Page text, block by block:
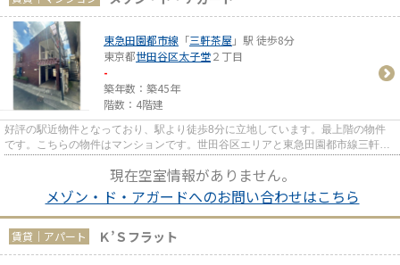
東急田園都市線 「三軒茶屋 」駅 徒歩8分
東京都世田谷区太子堂２丁目
-
築年数：築45年
階数：4階建
好評の駅近物件となっており、駅より徒歩8分に立地しています。最上階の物件
です。こちらの物件はマンションです。世田谷区エリアと東急田園都市線三軒茶
現在空室情報がありません。
メゾン・ド・アガードへのお問い合わせはこちら
賃貸｜アパート Ｋ’Ｓフラット